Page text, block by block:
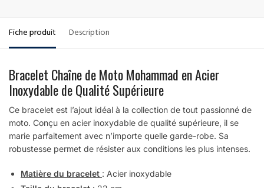
Fiche produit Description
Bracelet Chaîne de Moto Mohammad en Acier
Inoxydable de Qualité Supérieure
Ce bracelet est l’ajout idéal à la collection de tout passionné de
moto. Conçu en acier inoxydable de qualité supérieure, il se
marie parfaitement avec n’importe quelle garde-robe. Sa
robustesse permet de résister aux conditions les plus intenses.
Matière du bracelet : Acier inoxydable